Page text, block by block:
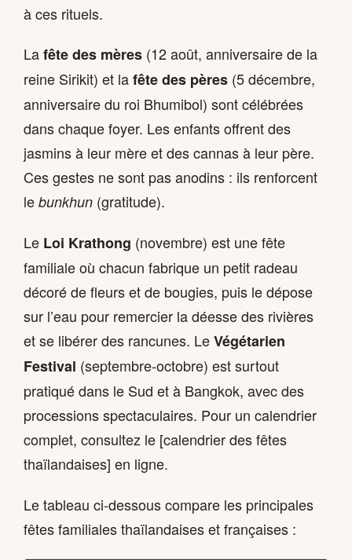
à ces rituels.
Lafête des mères (12 août, anniversaire de la
reine Sirikit) et lafête des pères (5 décembre,
anniversaire du roi Bhumibol) sont célébrées
dans chaque foyer. Les enfants offrent des
jasmins à leur mère et des cannas à leur père.
Ces gestes ne sont pas anodins : ils renforcent
le bunkhun (gratitude).
Le Loi Krathong (novembre) est une fête
familiale où chacun fabrique un petit radeau
décoré de fleurs et de bougies, puis le dépose
sur l’eau pour remercier la déesse des rivières
et se libérer des rancunes. LeVégétarien
Festival (septembre-octobre) est surtout
pratiqué dans le Sud et à Bangkok, avec des
processions spectaculaires. Pour un calendrier
complet, consultez le [calendrier des fêtes
thaïlandaises] en ligne.
Le tableau ci-dessous compare les principales
fêtes familiales thaïlandaises et françaises :